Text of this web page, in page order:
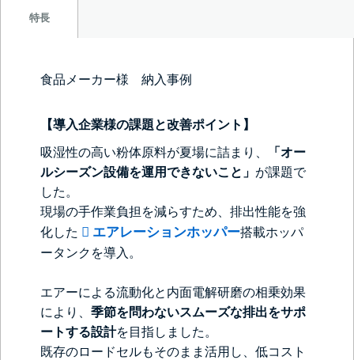
特長
食品メーカー様 納入事例
【導入企業様の課題と改善ポイント】
吸湿性の高い粉体原料が夏場に詰まり、
「オー
ルシーズン設備を運用できないこと」 が課題で
した。
現場の手作業負担を減らすため、排出性能を強
化した
エアレーションホッパー搭載ホッパ
ータンクを導入。
エアーによる流動化と内面電解研磨の相乗効果
により、 季節を問わないスムーズな排出をサポ
ートする設計を目指しました。
既存のロードセルもそのまま活用し、低コスト